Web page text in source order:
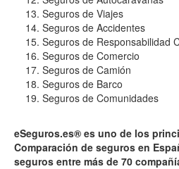
Seguros de Viajes
Seguros de Accidentes
Seguros de Responsabilidad
Seguros de Comercio
Seguros de Camión
Seguros de Barco
Seguros de Comunidades
eSeguros.es® es uno de los
Comparación de seguros en
seguros entre más de 70